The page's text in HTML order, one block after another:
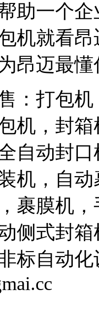
助一个
机就看
昂迈最懂
：打包
机，封
自动封口
机，自
裹膜机
侧式封
标自动